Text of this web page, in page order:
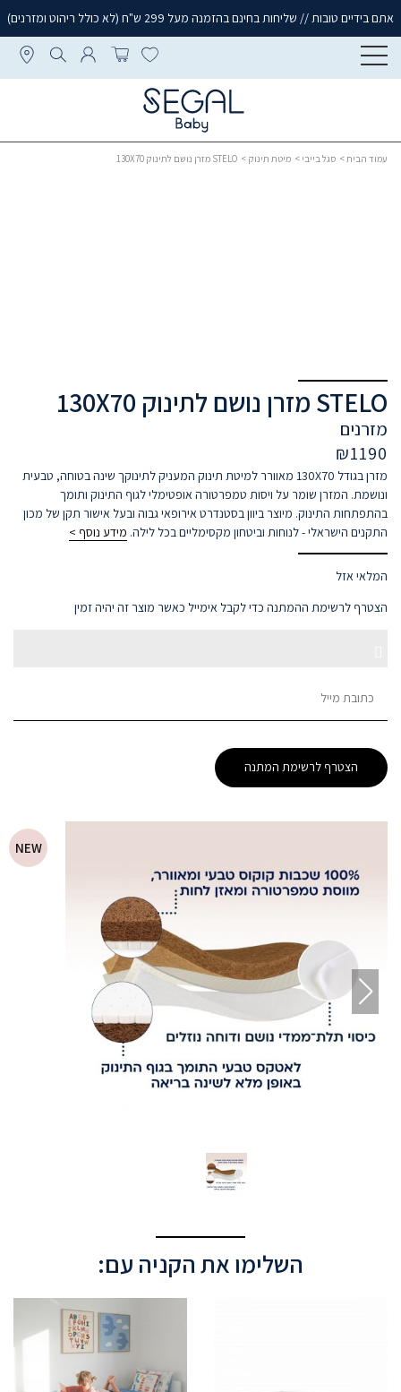
אתם בידיים טובות // שליחות בחינם בהזמנה מעל 299 ש"ח (לא כולל ריהוט ומזרנים)
עמוד הבית> סגל בייבי > מיטת תינוק > STELO מזרן נושם לתינוק 130X70
NEW
STELO מזרן נושם לתינוק 130X70
מזרנים
₪1190
מזרן בגודל 130X70 מאוורר למיטת תינוק המעניק לתינוקך שינה בטוחה, טבעית
ונושמת. המזרן שומר על ויסות טמפרטורה אופטימלי לגוף התינוק ותומך
בהתפתחות התינוק. מיוצר ביוון בסטנדרט אירופאי גבוה ובעל אישור תקן של מכון
התקנים הישראלי - לנוחות וביטחון מקסימליים בכל לילה. מידע נוסף >
המלאי אזל
הצטרף לרשימת ההמתנה כדי לקבל אימייל כאשר מוצר זה יהיה זמין
your
email
to
join
product
הצטרף לרשימת המתנה
השלימו את הקניה עם: